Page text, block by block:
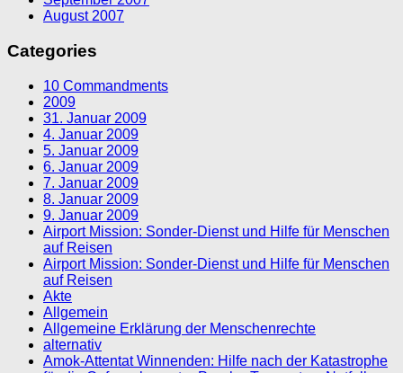
August 2007
Categories
10 Commandments
2009
31. Januar 2009
4. Januar 2009
5. Januar 2009
6. Januar 2009
7. Januar 2009
8. Januar 2009
9. Januar 2009
Airport Mission: Sonder-Dienst und Hilfe für Menschen
auf Reisen
Airport Mission: Sonder-Dienst und Hilfe für Menschen
auf Reisen
Akte
Allgemein
Allgemeine Erklärung der Menschenrechte
alternativ
Amok-Attentat Winnenden: Hilfe nach der Katastrophe